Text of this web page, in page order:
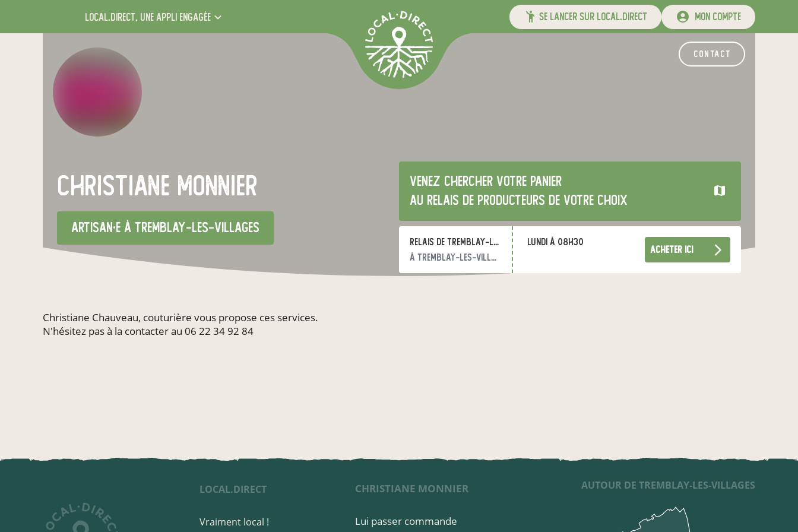
local.direct, une appli engagée se lancer sur local.direct mon compte
contact
christiane monnier
artisan·e à TREMBLAY-LES-VILLAGES
Venez chercher votre panier
au relais de producteurs de votre choix
Relais de Tremblay-les-Villages
à Tremblay-les-Villages
lundi à 08h30
acheter ici
Christiane Chauveau, couturière vous propose ces services.
N'hésitez pas à la contacter au 06 22 34 92 84
LOCAL.DIRECT
Vraiment local !
CHRISTIANE MONNIER
Lui passer commande
AUTOUR DE TREMBLAY-LES-VILLAGES